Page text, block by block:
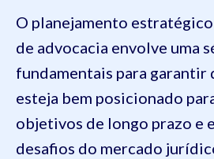
O planejamento
de advocacia envolve uma
fundamentais para
esteja bem posicionado
objetivos de longo prazo e
desafios do mercado